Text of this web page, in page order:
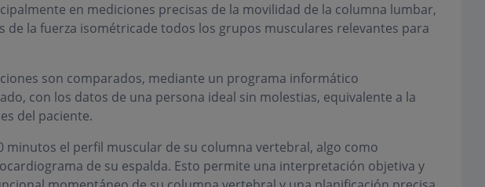
en mediciones precisas de la movilidad de la columna lumbar,
de la fuerza isométricade todos los grupos musculares relevantes para
son comparados, mediante un programa informático
con los datos de una persona ideal sin molestias, equivalente a la
del paciente.
minutos el perfil muscular de su columna vertebral, algo como
de su espalda. Esto permite una interpretación objetiva y